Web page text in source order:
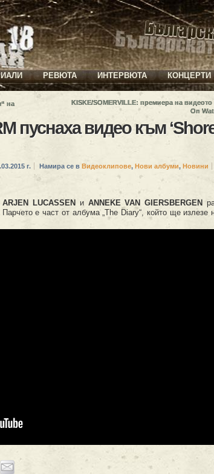
РЕВЮТА ИНТЕРВЮТА КОНЦЕРТИ
на
KISKE/SOMERVILLE: премиера на видеото
On
пуснаха видео към
г. Намира се в Видеоклипове, Нови албуми, Новини
ARJEN LUCASSENи ANNEKE VAN GIERSBERGEN
е част от албума „The Diary“, който ще излезе